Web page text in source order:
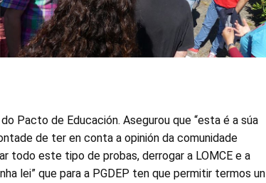
Pacto de Educación. Asegurou que “esta é a súa
de ter en conta a opinión da comunidade
todo este tipo de probas, derrogar a LOMCE e a
lei” que para a PGDEP ten que permitir termos un